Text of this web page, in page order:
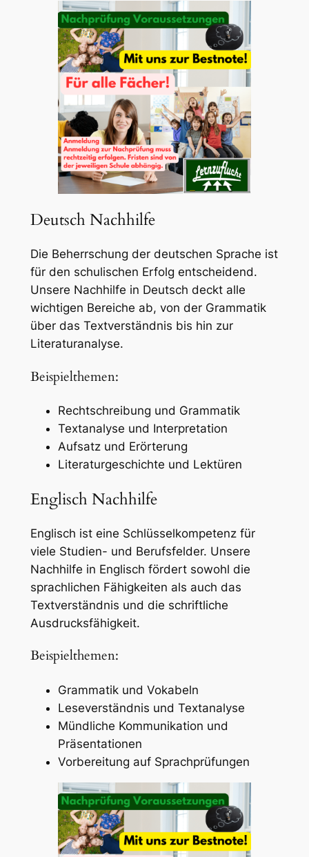
Deutsch Nachhilfe
Die Beherrschung der deutschen Sprache ist
für den schulischen Erfolg entscheidend.
Unsere Nachhilfe in Deutsch deckt alle
wichtigen Bereiche ab, von der Grammatik
über das Textverständnis bis hin zur
Literaturanalyse.
Beispielthemen:
Rechtschreibung und Grammatik
Textanalyse und Interpretation
Aufsatz und Erörterung
Literaturgeschichte und Lektüren
Englisch Nachhilfe
Englisch ist eine Schlüsselkompetenz für
viele Studien- und Berufsfelder. Unsere
Nachhilfe in Englisch fördert sowohl die
sprachlichen Fähigkeiten als auch das
Textverständnis und die schriftliche
Ausdrucksfähigkeit.
Beispielthemen:
Grammatik und Vokabeln
Leseverständnis und Textanalyse
Mündliche Kommunikation und
Präsentationen
Vorbereitung auf Sprachprüfungen